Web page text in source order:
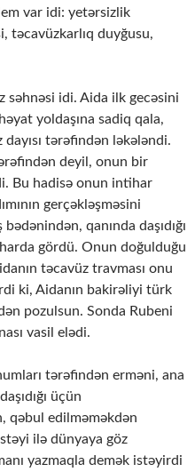
var idi: yetərsizlik
təcavüzkarlıq duyğusu,
səhnəsi idi. Aida ilk gecəsini
yoldaşına sadiq qala,
tərəfindən ləkələndi.
deyil, onun bir
Bu hadisə onun intihar
gerçəkləşməsini
qanında daşıdığı
gördü. Onun doğulduğu
təcavüz travması onu
ki, Aidanın bakirəliyi türk
pozulsun. Sonda Rubeni
vasil elədi.
tərəfindən erməni, ana
üçün
qəbul edilməməkdən
ilə dünyaya göz
yazmaqla demək istəyirdi